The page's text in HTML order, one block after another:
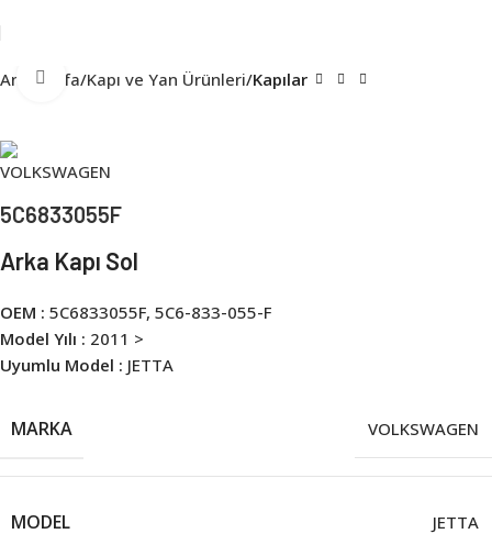
Ana Sayfa Kapı ve Yan Ürünleri Kapılar
Click to enlarge
5C6833055F
Arka Kapı Sol
OEM : 5C6833055F, 5C6-833-055-F
Model Yılı : 2011 >
Uyumlu Model : JETTA
MARKA VOLKSWAGEN
MODEL
JETTA